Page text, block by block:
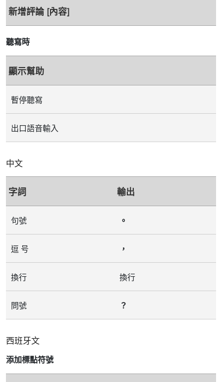
新增評論 [內容]
聽寫時
顯示幫助
暫停聽寫
出口語音輸入
中文
字詞 輸出
句號 ⁠。⁠
逗 号 ⁠，⁠
換行 換行
問號 ⁠？⁠
西班牙文
添加標點符號